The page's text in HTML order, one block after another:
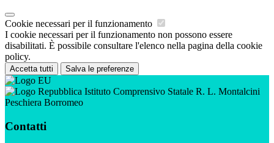
Cookie necessari per il funzionamento
I cookie necessari per il funzionamento non possono essere
disabilitati. È possibile consultare l'elenco nella pagina della cookie
policy.
Accetta tutti Salva le preferenze
Istituto Comprensivo Statale R. L. Montalcini
Peschiera Borromeo
Contatti